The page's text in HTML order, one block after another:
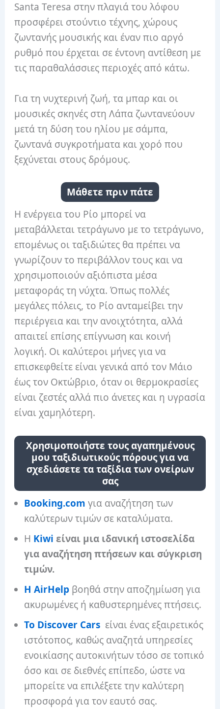
Santa Teresa στην πλαγιά του λόφου
προσφέρει στούντιο τέχνης, χώρους
ζωντανής μουσικής και έναν πιο αργό
ρυθμό που έρχεται σε έντονη αντίθεση με
τις παραθαλάσσιες περιοχές από κάτω.
Για τη νυχτερινή ζωή, τα μπαρ και οι
μουσικές σκηνές στη Λάπα ζωντανεύουν
μετά τη δύση του ηλίου με σάμπα,
ζωντανά συγκροτήματα και χορό που
ξεχύνεται στους δρόμους.
Μάθετε πριν πάτε
Η ενέργεια του Ρίο μπορεί να
μεταβάλλεται τετράγωνο με το τετράγωνο,
επομένως οι ταξιδιώτες θα πρέπει να
γνωρίζουν το περιβάλλον τους και να
χρησιμοποιούν αξιόπιστα μέσα
μεταφοράς τη νύχτα. Όπως πολλές
μεγάλες πόλεις, το Ρίο ανταμείβει την
περιέργεια και την ανοιχτότητα, αλλά
απαιτεί επίσης επίγνωση και κοινή
λογική. Οι καλύτεροι μήνες για να
επισκεφθείτε είναι γενικά από τον Μάιο
έως τον Οκτώβριο, όταν οι θερμοκρασίες
είναι ζεστές αλλά πιο άνετες και η υγρασία
είναι χαμηλότερη.
Χρησιμοποιήστε τους αγαπημένους
μου ταξιδιωτικούς πόρους για να
σχεδιάσετε τα ταξίδια των ονείρων
σας
Booking.com για αναζήτηση των
καλύτερων τιμών σε καταλύματα.
Η Kiwi είναι μια ιδανική ιστοσελίδα
για αναζήτηση πτήσεων και σύγκριση
τιμών.
Η AirHelp βοηθά στην αποζημίωση για
ακυρωμένες ή καθυστερημένες πτήσεις.
Το Discover Cars είναι ένας εξαιρετικός
ιστότοπος, καθώς αναζητά υπηρεσίες
ενοικίασης αυτοκινήτων τόσο σε τοπικό
όσο και σε διεθνές επίπεδο, ώστε να
μπορείτε να επιλέξετε την καλύτερη
προσφορά για τον εαυτό σας.